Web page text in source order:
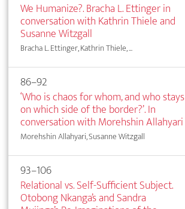
We Humanize?. Bracha L. Ettinger in
conversation with Kathrin Thiele and
Susanne Witzgall
Bracha L. Ettinger, Kathrin Thiele, ...
86–92
‘Who is chaos for whom, and who stays
on which side of the border?’. In
conversation with Morehshin Allahyari
Morehshin Allahyari, Susanne Witzgall
93–106
Relational vs. Self-Sufficient Subject.
Otobong Nkanga’s and Sandra